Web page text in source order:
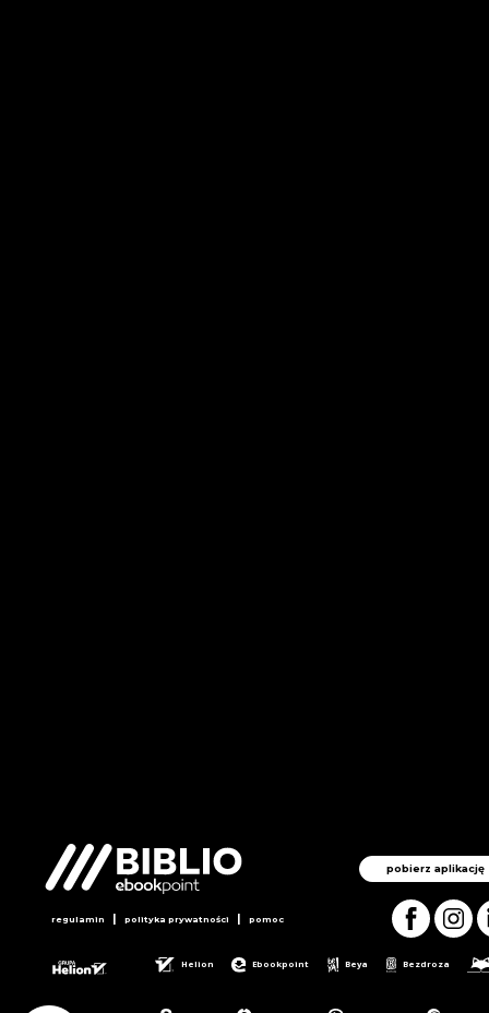
pobierz aplikację
regulamin | polityka prywatności | pomoc
Helion Ebookpoint Beya Bezdroza